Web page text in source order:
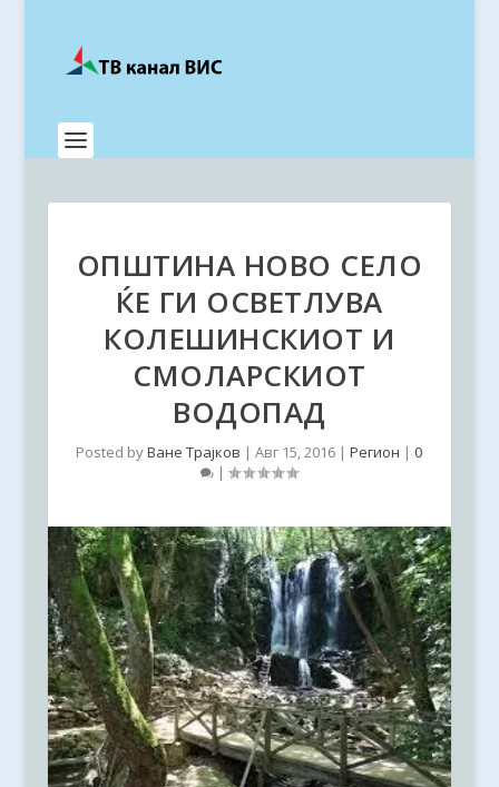
ОПШТИНА НОВО СЕЛО
ЌЕ ГИ ОСВЕТЛУВА
КОЛЕШИНСКИОТ И
СМОЛАРСКИОТ
ВОДОПАД
Posted byВане Трајков |Авг 15, 2016 |Регион |0
|